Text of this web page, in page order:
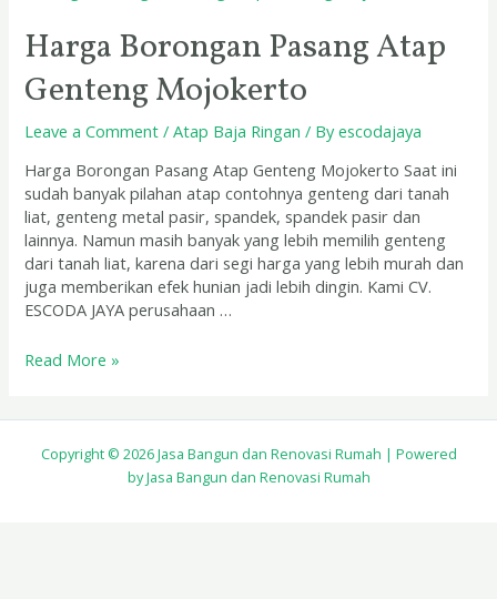
Harga Borongan Pasang Atap
Genteng Mojokerto
Leave a Comment /Atap Baja Ringan / Byescodajaya
Harga Borongan Pasang Atap Genteng Mojokerto Saat ini
sudah banyak pilahan atap contohnya genteng dari tanah
liat, genteng metal pasir, spandek, spandek pasir dan
lainnya. Namun masih banyak yang lebih memilih genteng
dari tanah liat, karena dari segi harga yang lebih murah dan
juga memberikan efek hunian jadi lebih dingin. Kami CV.
ESCODA JAYA perusahaan …
Pasang
Atap
Genteng
Mojokerto
Read More »
Copyright © 2026 Jasa Bangun dan Renovasi Rumah | Powered
by Jasa Bangun dan Renovasi Rumah